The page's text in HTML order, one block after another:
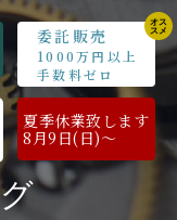
委託販売
1000万円以上
手数料ゼロ
夏季休業致します
8月9日(日)～